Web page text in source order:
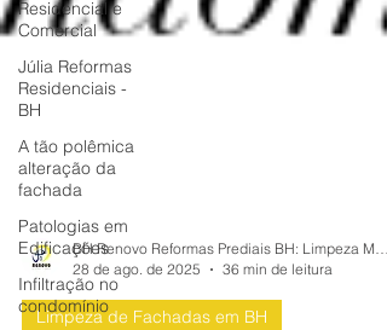
Residencial e
Comercial
Júlia Reformas
Residenciais -
BH
A tão polêmica
alteração da
fachada
Patologias em
Edificações
Infiltração no
condomínio28 de ago. de 2025
36 min de leitura